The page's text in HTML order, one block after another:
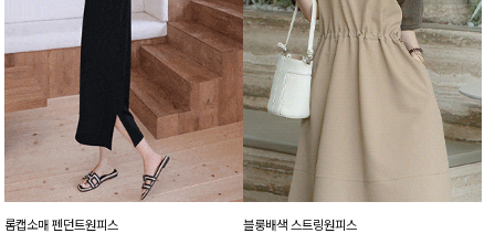
롬캡소매 펜던트원피스 블룽배색 스트링원피스